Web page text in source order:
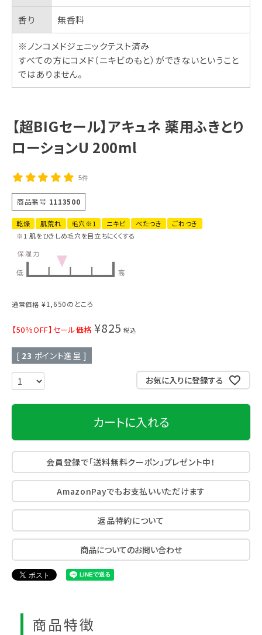
香り 無香料
※ノンコメドジェニックテスト済み
すべての方にコメド（ニキビのもと）ができないということ
ではありません。
【超BIGセール】アキュネ 薬用ふきとり
ローションU 200ml
5件
商品番号 1113500
乾燥 肌荒れ 毛穴※1 ニキビ べたつき
ごわつき
※1 肌をひきしめ毛穴を目立ちにくくする
通常価格 ¥1,650のところ
【50％OFF】セール価格 ¥825 税込
[ 23 ポイント進呈 ]
お気に入りに登録する
カートに入れる
会員登録で「送料無料クーポン」プレゼント中！
AmazonPayでもお支払いいただけます
返品特約について
商品についてのお問い合わせ
商品特徴